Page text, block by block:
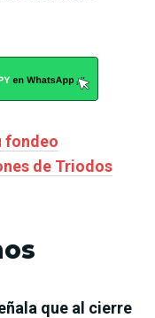
fondeo
de Triodos
que al cierre